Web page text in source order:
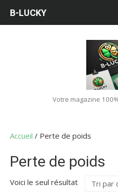
Votre magazine
B-LUCKY
Accueil / Perte de poids
Perte de poids
Voici le seul résultat